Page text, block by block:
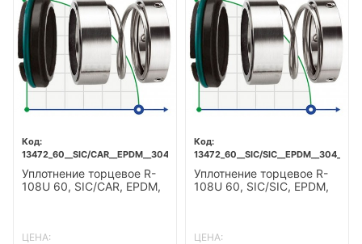
13472_60__SIC/CAR__EPDM__304__T5F
Уплотнение торцевое R-
108U 60, SIC/CAR, EPDM,
ЦЕНА:
13472_60__SIC/SIC__EPDM__304__T5F
Уплотнение торцевое R-
108U 60, SIC/SIC, EPDM,
ЦЕНА: